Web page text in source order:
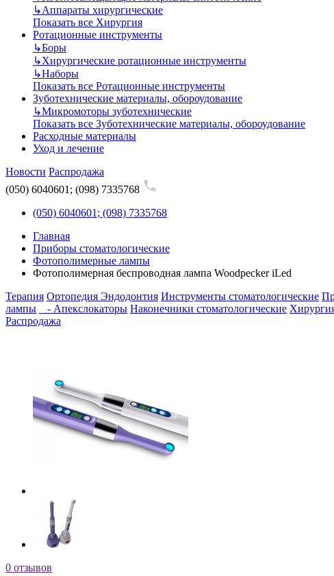
↳Аппараты хирургические
Показать все Хирургия
Ротационные инструменты
↳Боры
↳Хирургические ротационные инструменты
↳Наборы
Показать все Ротационные инструменты
Зуботехнические материалы, обороудование
↳Микромоторы зуботехнические
Показать все Зуботехнические материалы, обороудование
Расходные материалы
Уход и лечение
Новости Распродажа
(050) 6040601; (098) 7335768
(050) 6040601; (098) 7335768
Главная
Приборы стоматологические
Фотополимерные лампы
Фотополимерная беспроводная лампа Woodpecker iLed
Терапия Ортопедия Эндодонтия Инструменты стоматологические
лампы
- Апекслокаторы Наконечники стоматологические
Распродажа
0 отзывов